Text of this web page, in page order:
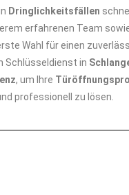
Dringlichkeitsfällen
erfahrenen Team
Wahl für einen
Schlüsseldienst in
, um Ihre
professionell zu lösen.